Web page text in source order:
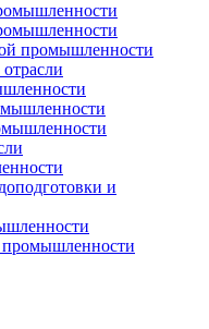
промышленности
и
промышленности